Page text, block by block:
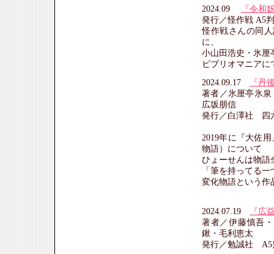
2024.09
『令和
発行／怪作戦 A5
怪作戦さんの同
に、
小山田浩史・氷厘
ビブリオマニア
2024.09.17
『丹
著者／氷厘亭氷
広坂朋信
発行／白澤社 四
2019年に『大佐
物語）について
ひょーせんは物語
「筆を持ってる
変化物語という作
2024.07.19
『広
著者／伊藤慎吾
鍬・毛利恵太
発行／勉誠社 A5